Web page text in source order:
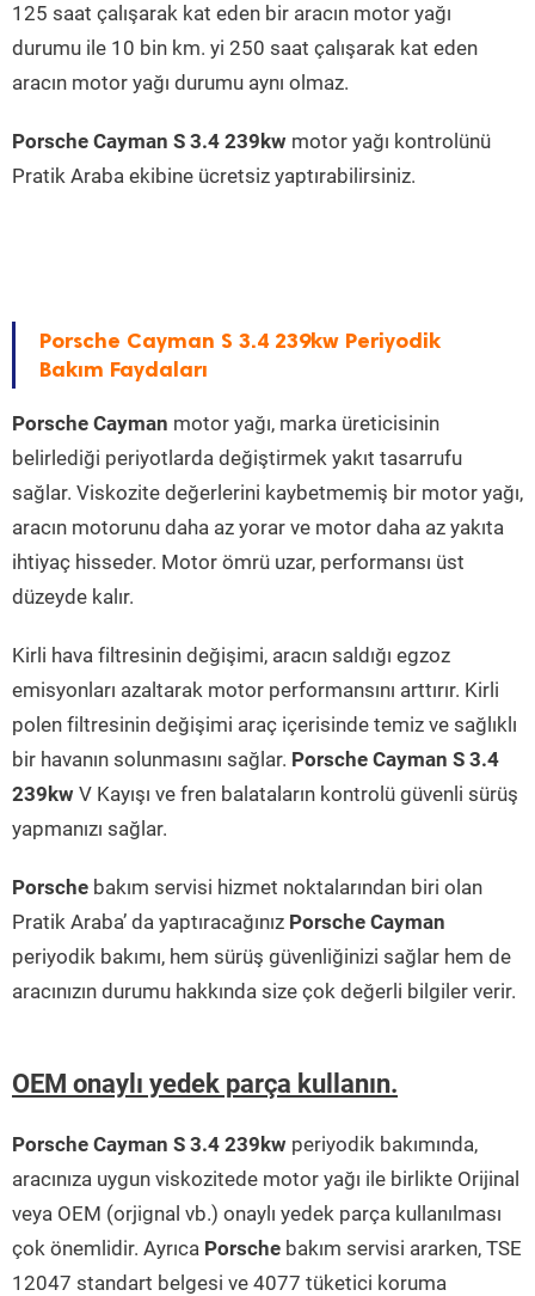
125 saat çalışarak kat eden bir aracın motor yağı
durumu ile 10 bin km. yi 250 saat çalışarak kat eden
aracın motor yağı durumu aynı olmaz.
Porsche Cayman S 3.4 239kw motor yağı kontrolünü
Pratik Araba ekibine ücretsiz yaptırabilirsiniz.
Porsche Cayman S 3.4 239kw Periyodik
Bakım Faydaları
Porsche Cayman motor yağı, marka üreticisinin
belirlediği periyotlarda değiştirmek yakıt tasarrufu
sağlar. Viskozite değerlerini kaybetmemiş bir motor yağı,
aracın motorunu daha az yorar ve motor daha az yakıta
ihtiyaç hisseder. Motor ömrü uzar, performansı üst
düzeyde kalır.
Kirli hava filtresinin değişimi, aracın saldığı egzoz
emisyonları azaltarak motor performansını arttırır. Kirli
polen filtresinin değişimi araç içerisinde temiz ve sağlıklı
bir havanın solunmasını sağlar. Porsche Cayman S 3.4
239kw V Kayışı ve fren balataların kontrolü güvenli sürüş
yapmanızı sağlar.
Porsche bakım servisi hizmet noktalarından biri olan
Pratik Araba’ da yaptıracağınız Porsche Cayman
periyodik bakımı, hem sürüş güvenliğinizi sağlar hem de
aracınızın durumu hakkında size çok değerli bilgiler verir.
OEM onaylı yedek parça kullanın.
Porsche Cayman S 3.4 239kw periyodik bakımında,
aracınıza uygun viskozitede motor yağı ile birlikte Orijinal
veya OEM (orjignal vb.) onaylı yedek parça kullanılması
çok önemlidir. Ayrıca Porsche bakım servisi ararken, TSE
12047 standart belgesi ve 4077 tüketici koruma